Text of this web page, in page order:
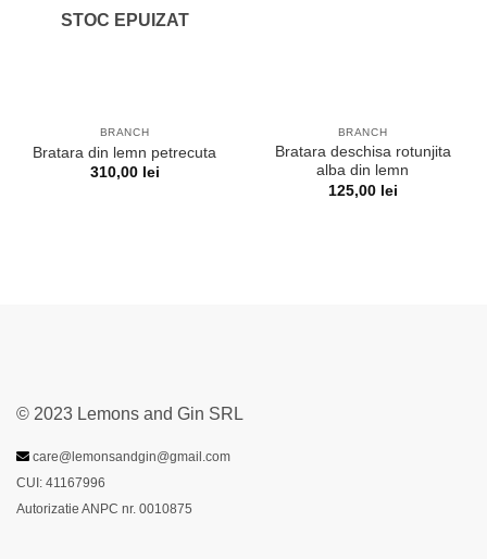
STOC EPUIZAT
BRANCH
Bratara din lemn petrecuta
310,00 lei
BRANCH
Bratara deschisa rotunjita
alba din lemn
125,00 lei
© 2023 Lemons and Gin SRL
care@lemonsandgin@gmail.com
CUI: 41167996
Autorizatie ANPC nr. 0010875